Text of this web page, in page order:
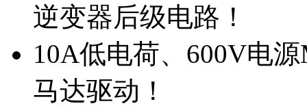
逆变器后级电路！
10A低电荷、600V电
马达驱动！